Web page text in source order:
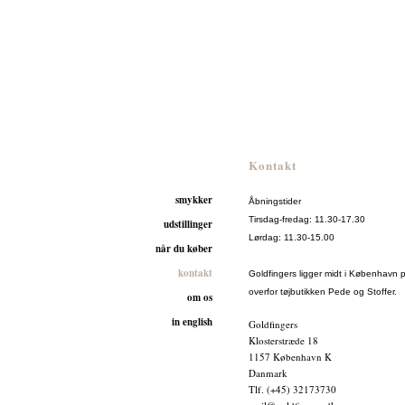
smykker
udstillinger
når du køber
kontakt
om os
in english
Kontakt
Åbningstider
Tirsdag-fredag: 11.30-17.30
Lørdag: 11.30-15.00
Goldfingers ligger midt i København
overfor tøjbutikken Pede og Stoffer.
Goldfingers
Klosterstræde 18
1157 København K
Danmark
Tlf. (+45) 32173730